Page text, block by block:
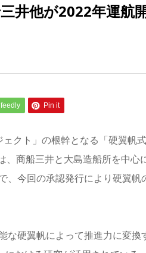
井他が2022年運航
feedly Pin it
クト」の根幹となる「硬翼帆
商船三井と大島造船所を中心
今回の承認発行により硬翼帆
な硬翼帆によって推進力に変換